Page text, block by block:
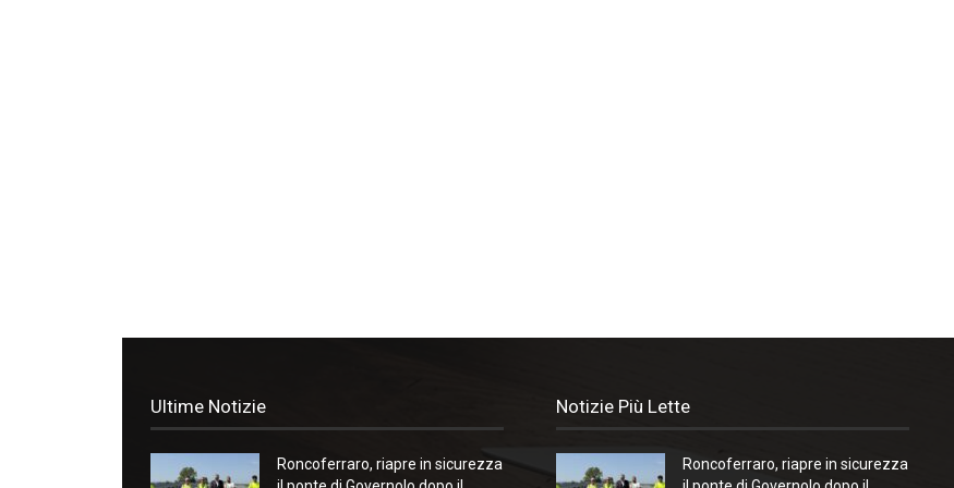
Ultime Notizie
Roncoferraro, riapre in sicurezza
Notizie Più Lette
Roncoferraro, riapre in sicurezza